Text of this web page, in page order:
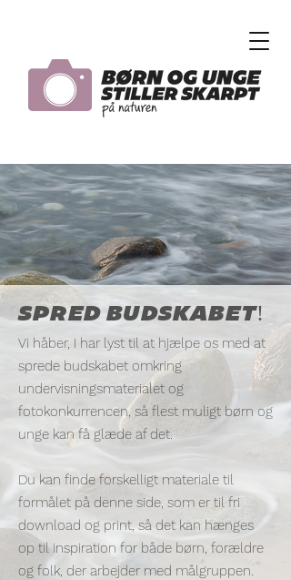
SPRED BUDSKABET!
Vi håber, I har lyst til at hjælpe os med at
sprede budskabet omkring
undervisningsmaterialet og
fotokonkurrencen, så flest muligt børn og
unge kan få glæde af det.
Du kan finde forskelligt materiale til
formålet på denne side, som er til fri
download og print, så det kan hænges
op til inspiration for både børn, forældre
og folk, der arbejder med målgruppen.